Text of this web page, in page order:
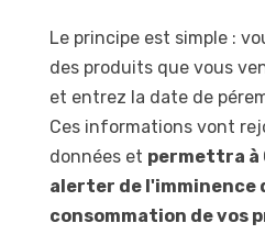
Le principe est simple :
des produits que vous
et entrez la date de
Ces informations vont
données et permettra à
alerter de l'imminence
consommation de vos